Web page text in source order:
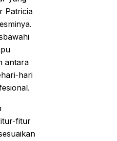
Patricia
antara
hari
fitur